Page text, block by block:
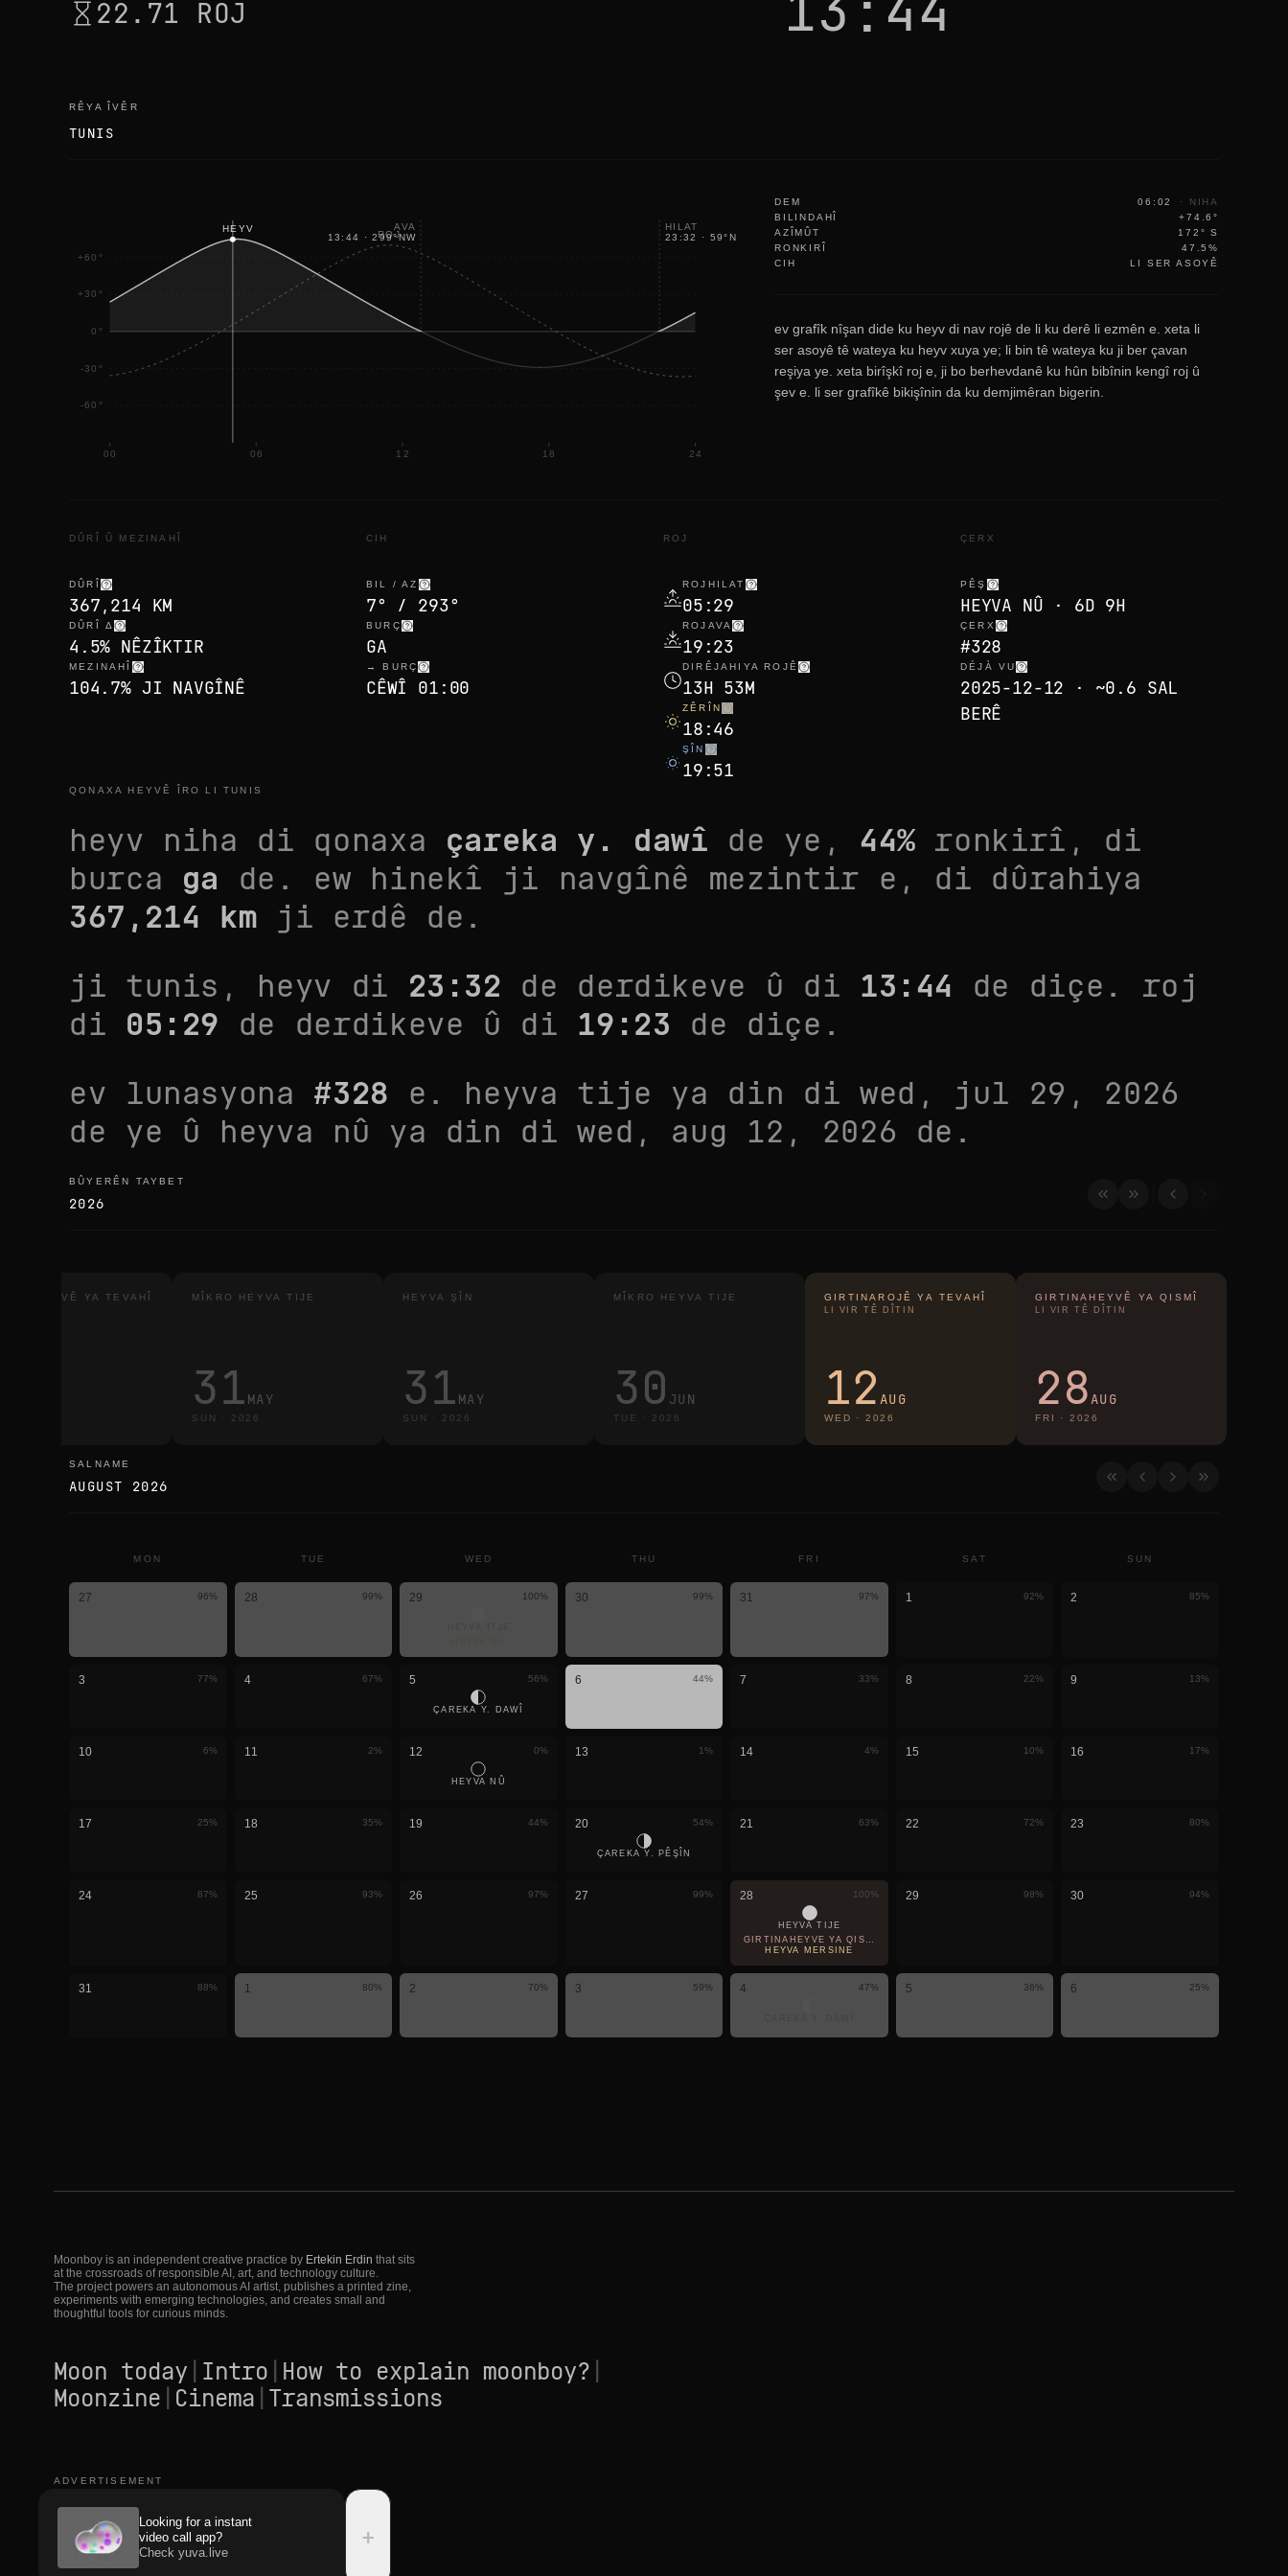
g
22.71 ROJ
RÊYA ÎVÊR
TUNIS
+60°
+30°
0°
-30°
-60°
00 06 12 18 24
HEYV
ROJ
HILAT
23:32
· 59 °NE
AVA
13:44
· 299°NW
DEM 06:02 ·
NIHA
BILINDAHÎ
+74.6°
AZÎMÛT
172° S
RONKIRÎ
47.5%
CIH
LI SER ASOYÊ
ev grafîk nîşan dide ku heyv di nav rojê de li ku derê li ezmên e. xeta li
ser asoyê tê wateya ku heyv xuya ye; li bin tê wateya ku ji ber çavan
reşiya ye. xeta birîşkî roj e, ji bo berhevdanê ku hûn bibînin kengî roj û
şev e. li ser grafîkê bikişînin da ku demjimêran bigerin.
DÛRÎ Û MEZINAHÎ
DÛRÎ
367,214 KM
DÛRÎ Δ
4.5% NÊZÎKTIR
MEZINAHÎ
104.7% JI NAVGÎNÊ
CIH
BIL / AZ
7° / 293°
BURÇ
GA
→ BURÇ
CÊWÎ 01:00
ROJ
ROJHILAT
05:29
ROJAVA
19:23
DIRÊJAHIYA ROJÊ
13H 53M
ZÊRÎN
18:46
ŞÎN
19:51
ÇERX
PÊŞ
HEYVA NÛ · 6D 9H
ÇERX
#328
DÉJÀ VU
2025-12-12 · ~0.6 SAL
BERÊ
QONAXA HEYVÊ ÎRO LI TUNIS
heyv niha di qonaxa çareka y. dawî de ye, 44% ronkirî, di
burca ga de. ew hinekî ji navgînê mezintir e, di dûrahiya
367,214 km ji erdê de.
ji tunis , heyv di 23:32 de derdikeve û di 13:44 de diçe. roj
di 05:29 de derdikeve û di 19:23 de diçe.
ev lunasyona #328 e. heyva tije ya din di wed, jul 29, 2026
de ye û heyva nû ya din diwed, aug 12, 2026 de.
bûyerên taybet
BÛYERÊN TAYBET
2026
YA TEVAHÎ MÎKRO HEYVA TIJE
31 MAY
SUN · 2026
HEYVA ŞÎN
31 MAY
SUN · 2026
MÎKRO HEYVA TIJE
30 JUN
TUE · 2026
GIRTINAROJÊ YA TEVAHÎ
LI VIR TÊ DÎTIN
12 AUG
WED · 2026
GIRTINAHEYVÊ YA QISMÎ
LI VIR TÊ DÎTIN
28AUG
FRI · 2026
salname
SALNAME
AUGUST 2026
MON TUE WED THU FRI SAT SUN
27 96% 28 99% 29 100% 30 99% 31 97% 1 92% 2 85%
3 77% 4 67% 5 56%
ÇAREKA Y. DAWÎ
6 44% 7 33% 8 22% 9 13%
10 6% 11 2% 12 0%
HEYVA NÛ
13 1% 14 4% 15 10% 16 17%
17 25% 18 35% 19 44% 20 54%
ÇAREKA Y. PÊŞÎN
21 63% 22 72% 23 80%
24 87% 25 93% 26 97% 27 99% 28 100%
HEYVA TIJE
GIRTINAHEYVÊ YA QISMÎ · LI VIR TÊ DÎTIN
HEYVA MERSINÊ
29 98% 30 94%
31 88% 1 80% 2 70% 3 59% 4 47% 5 36% 6 25%
Moonboy is an independent creative practice by Ertekin Erdin that sits
at the crossroads of responsible AI, art, and technology culture.
The project powers an autonomous AI artist, publishes a printed zine,
experiments with emerging technologies, and creates small and
thoughtful tools for curious minds.
Moon today Intro How to explain moonboy?
Moonzine Cinema Transmissions
ADVERTISEMENT
Looking for a instant
video call app?
Check yuva.live
+